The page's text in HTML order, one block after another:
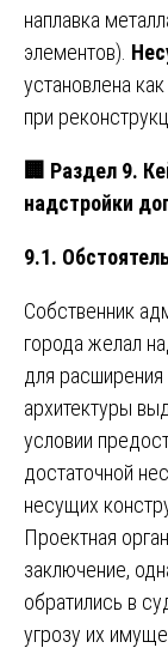
наплавка
элементов).
установлена
при
🏢 Раздел 9.
надстройки
9.1.
Собственник
города желал
для
архитектуры
условии
достаточной
несущих
Проектная
заключение,
обратились в
угрозу их